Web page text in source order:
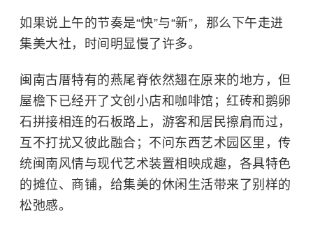
如果说上午的节奏是“快”与“新”，那么下午走进
集美大社，时间明显慢了许多。
闽南古厝特有的燕尾脊依然翘在原来的地方，但
屋檐下已经开了文创小店和咖啡馆；红砖和鹅卵
石拼接相连的石板路上，游客和居民擦肩而过，
互不打扰又彼此融合；不问东西艺术园区里，传
统闽南风情与现代艺术装置相映成趣，各具特色
的摊位、商铺，给集美的休闲生活带来了别样的
松弛感。